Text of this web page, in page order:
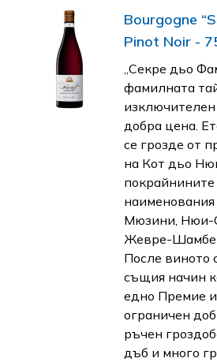
Bourgogne
Pinot Noir -
„Секре дьо
фамилната
добра цена.
се грозде от
на Кот дьо
Мюзини,
Жевре-
После виното
същия начин
едно Премие
ограничен
ръчен
дъб и много